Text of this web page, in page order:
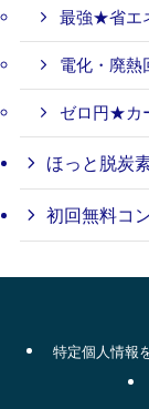
最強★省エ
電化・廃熱
ゼロ円★カ
ほっと脱炭
初回無料コ
特定個人情報